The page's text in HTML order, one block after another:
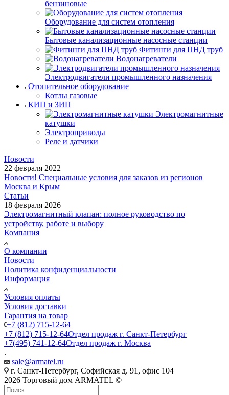
бензиновые
Оборудование для систем отопления
Бытовые канализационные насосные станции
Фитинги для ПНД труб
Водонагреватели
Электродвигатели промышленного назначения
Отопительное оборудование
Котлы газовые
КИП и ЗИП
Электромагнитные
катушки
Электроприводы
Реле и датчики
Новости
22 февраля 2022
Новости! Специальные условия для заказов из регионов
Москва и Крым
Статьи
18 февраля 2026
Электромагнитный клапан: полное руководство по
устройству, работе и выбору
Компания
О компании
Новости
Политика конфиденциальности
Информация
Условия оплаты
Условия доставки
Гарантия на товар
+7 (812) 715-12-64
+7 (812) 715-12-64Отдел продаж г. Санкт-Петербург
+7(495) 741-12-64Отдел продаж г. Москва
sale@armatel.ru
г. Санкт-Петербург, Софийская д. 91, офис 104
2026 Торговый дом ARMATEL ©